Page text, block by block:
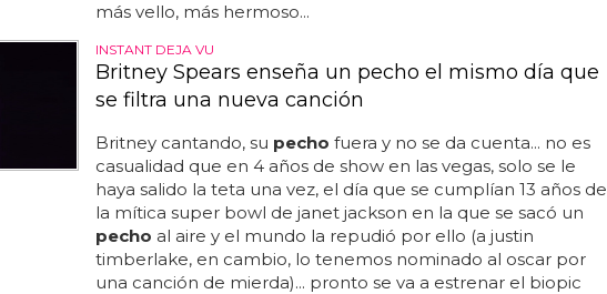
más vello, más hermoso...
INSTANT DEJA VU
Britney Spears enseña un pecho el mismo día que
se filtra una nueva canción
Britney cantando, su pecho fuera y no se da cuenta... no es
casualidad que en 4 años de show en las vegas, solo se le
haya salido la teta una vez, el día que se cumplían 13 años de
la mítica super bowl de janet jackson en la que se sacó un
pecho al aire y el mundo la repudió por ello (a justin
timberlake, en cambio, lo tenemos nominado al oscar por
una canción de mierda)... pronto se va a estrenar el biopic